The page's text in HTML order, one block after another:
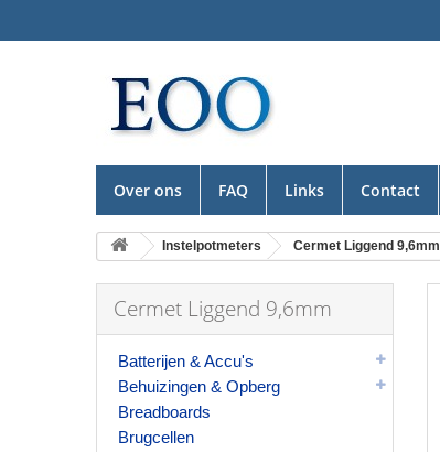
Over ons FAQ Links Contact
Instelpotmeters Cermet Liggend 9,6mm
Cermet Liggend 9,6mm
Batterijen & Accu's
Behuizingen & Opberg
Breadboards
Brugcellen